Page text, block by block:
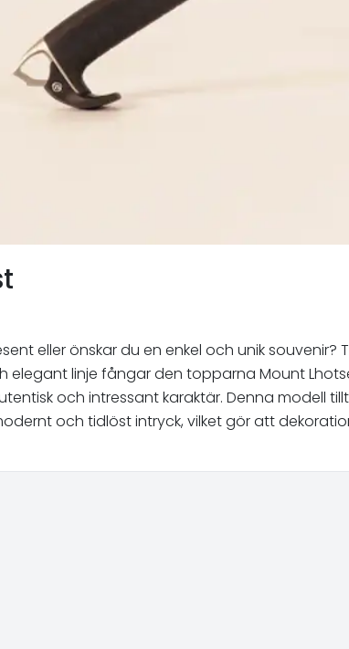
eller önskar du en enkel och unik
elegant linje fångar den topparna Mount
och intressant karaktär. Denna modell
och tidlöst intryck, vilket gör att